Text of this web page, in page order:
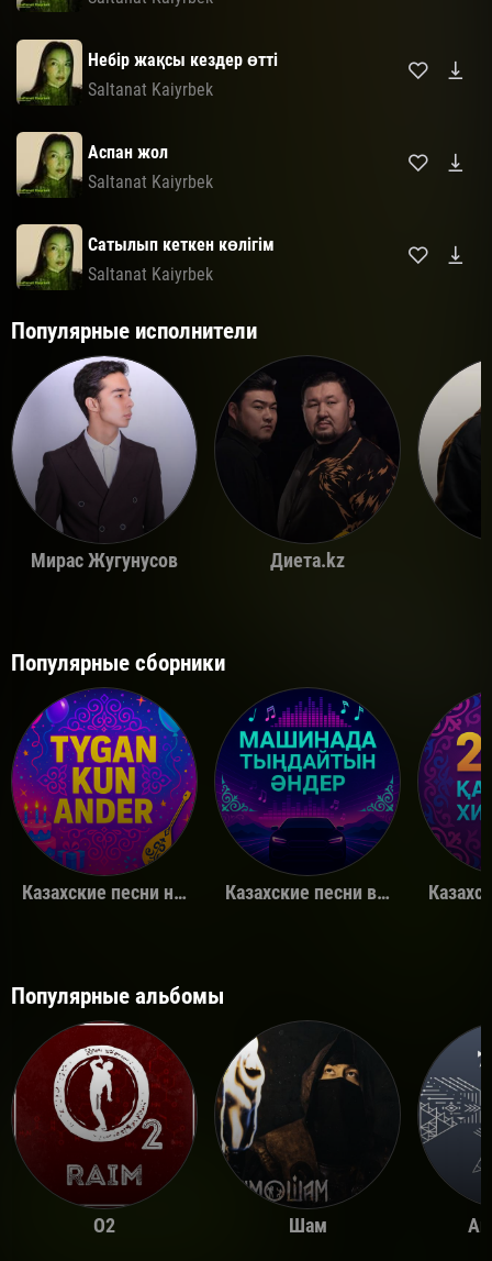
Небір жақсы кездер өтті
Saltanat Kaiyrbek
Аспан жол
Saltanat Kaiyrbek
Сатылып кеткен көлігім
Saltanat Kaiyrbek
Популярные исполнители
Мирас Жугунусов Диета.kz
Популярные сборники
Казахские песни на день рождения Казахские песни в машину
Популярные альбомы
O2 Шам